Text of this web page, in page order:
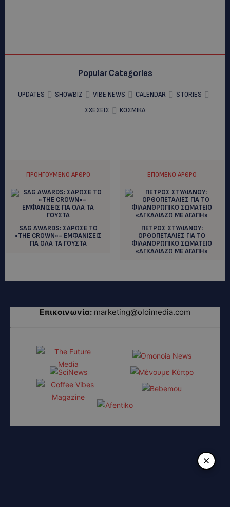
Popular Categories
UPDATES SHOWBIZ VIBE NEWS CALENDAR
STORIES
ΣΧΕΣΕΙΣ
ΚΟΣΜΙΚΑ
ΠΡΟΗΓΟΎΜΕΝΟ ΆΡΘΡΟ
SAG AWARDS: ΣΑΡΩΣΕ ΤΟ
«THE CROWN»- ΕΜΦΑΝΙΣΕΙΣ
ΓΙΑ ΟΛΑ ΤΑ ΓΟΥΣΤΑ
ΕΠΌΜΕΝΟ ΆΡΘΡΟ
ΠΕΤΡΟΣ ΣΤΥΛΙΑΝΟΥ:
OΡΘΟΠΕΤΑΛΙΕΣ ΓΙΑ ΤΟ
ΦΙΛΑΝΘΡΩΠΙΚΟ ΣΩΜΑΤΕΙΟ
«ΑΓΚΑΛΙΑΖΩ ΜΕ ΑΓΑΠΗ»
Επικοινωνία: marketing@oloimedia.com